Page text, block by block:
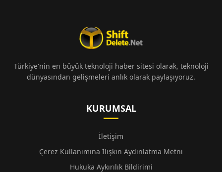
Türkiye'nin en büyük teknoloji haber sitesi olarak, teknoloji
dünyasından gelişmeleri anlık olarak paylaşıyoruz.
KURUMSAL
İletişim
Çerez Kullanımına İlişkin Aydınlatma Metni
Hukuka Aykırılık Bildirimi